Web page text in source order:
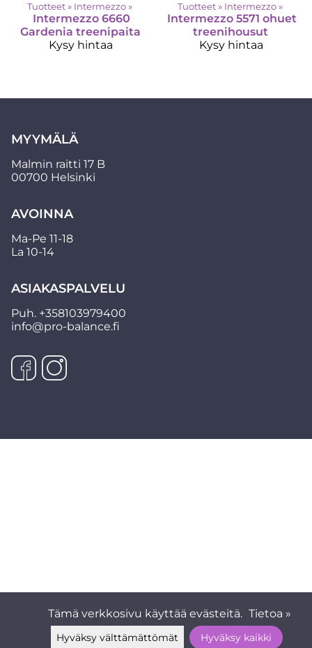
Tuotteet ‪» Intermezzo‪»
Intermezzo 6660
Gardenia treenipaita
Kysy hintaa
Tuotteet ‪» Intermezzo‪»
Intermezzo 5571 ohuet
treenihousut
Kysy hintaa
MYYMÄLÄ
Malmin raitti 17 B
00700 Helsinki
AVOINNA
Ma-Pe 11-18
La 10-14
ASIAKASPALVELU
Puh. +358103979400
info@pro-balance.fi
Tämä verkkosivu käyttää evästeitä. Tietoa »
Hyväksy välttämättömät Hyväksy kaikki